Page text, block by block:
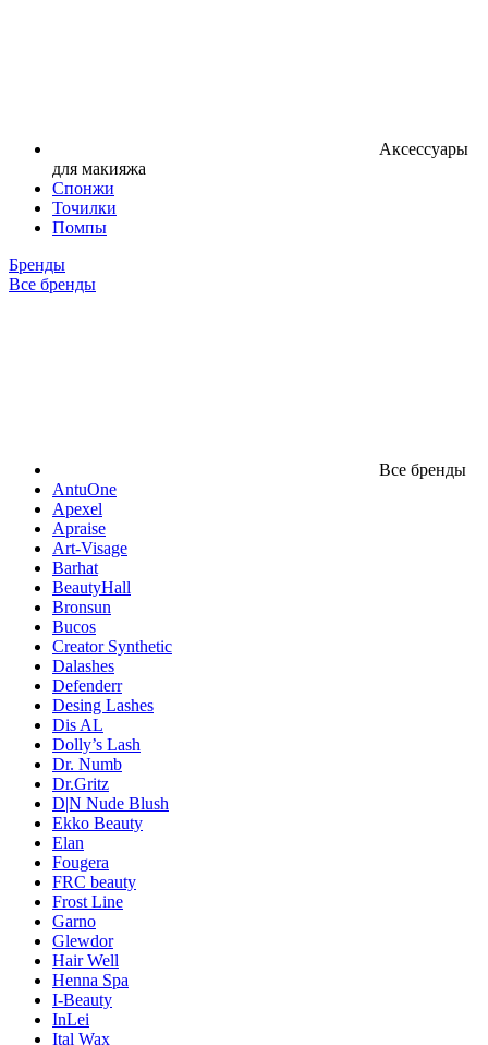
Аксессуары
для макияжа
Спонжи
Точилки
Помпы
Бренды
Все бренды
Все бренды
AntuOne
Apexel
Apraise
Art-Visage
Barhat
BeautyHall
Bronsun
Bucos
Creator Synthetic
Dalashes
Defenderr
Desing Lashes
Dis AL
Dolly’s Lash
Dr. Numb
Dr.Gritz
D|N Nude Blush
Ekko Beauty
Elan
Fougera
FRC beauty
Frost Line
Garno
Glewdor
Hair Well
Henna Spa
I-Beauty
InLei
Ital Wax